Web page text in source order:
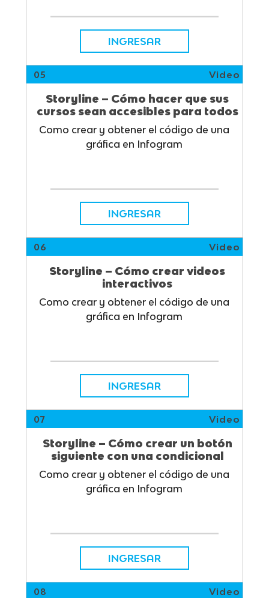
INGRESAR
05 Video
Storyline – Cómo hacer que sus
cursos sean accesibles para todos
Como crear y obtener el código de una
gráfica en Infogram
INGRESAR
06 Video
Storyline – Cómo crear videos
interactivos
Como crear y obtener el código de una
gráfica en Infogram
INGRESAR
07 Video
Storyline – Cómo crear un botón
siguiente con una condicional
Como crear y obtener el código de una
gráfica en Infogram
INGRESAR
08 Video